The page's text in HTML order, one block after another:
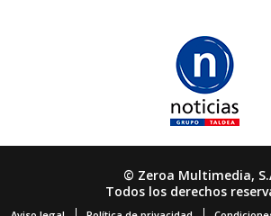
© Zeroa Multimedia,
Todos los derechos